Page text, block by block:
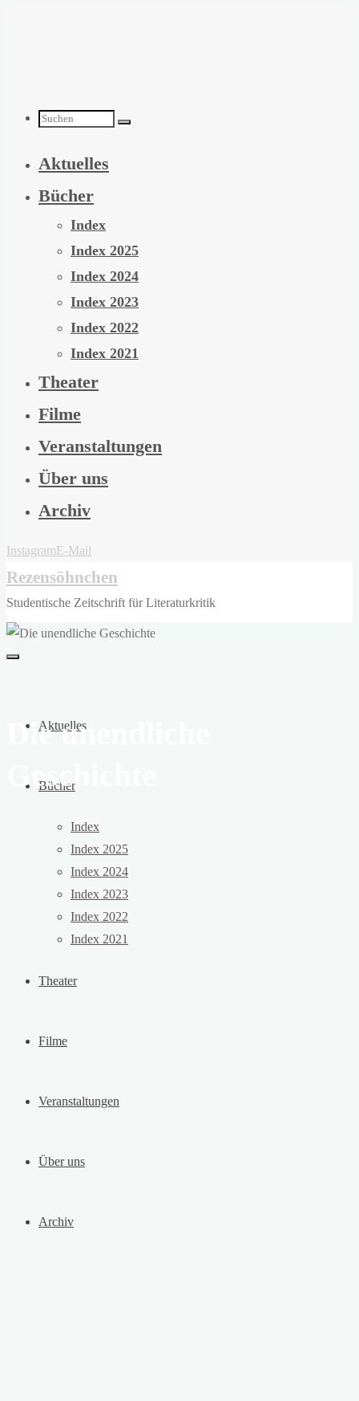
Suchen
nach:
Aktuelles
Bücher
Index
Index 2025
Index 2024
Index 2023
Index 2022
Index 2021
Theater
Filme
Veranstaltungen
Über uns
Archiv
InstagramE-Mail
Rezensöhnchen
Studentische Zeitschrift für Literaturkritik
Aktuelles
Bücher
Index
Index 2025
Index 2024
Index 2023
Index 2022
Index 2021
Theater
Filme
Veranstaltungen
Über uns
Archiv
Die unendliche
Geschichte